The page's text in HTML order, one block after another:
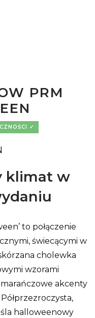
PRM
klimat w
to połączenie
świecącymi w
cholewka
wzorami
akcenty
halloweenowy